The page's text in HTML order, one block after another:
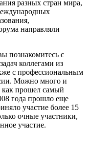
разных стран мира,
направляли
познакомитесь с
коллегами из
с профессиональным
Можно много и
как прошел самый
года прошло еще
участие более 15
очные участники,
участие.